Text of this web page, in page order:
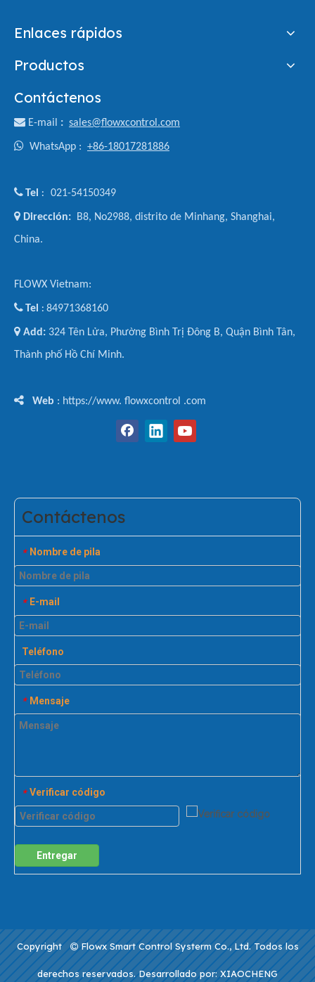
Enlaces rápidos
Productos
Contáctenos
 E-mail : sales@flowxcontrol.com
 WhatsApp : +86-18017281886
Tel : 021-54150349
 Dirección:
B8, No2988, distrito de Minhang, Shanghai,
China.
FLOWX Vietnam:
Tel : 84971368160
 Add: 324 Tên Lửa, Phường Bình Trị Đông B, Quận Bình Tân,
Thành phố Hồ Chí Minh.
 Web : https://www. flowxcontrol .com
Contáctenos
* Nombre de pila
* E-mail
Teléfono
* Mensaje
* Verificar código
Entregar
CopyrightFlowx Smart Control Systerm Co., Ltd. Todos los
derechos reservados. Desarrollado por:XIAOCHENG